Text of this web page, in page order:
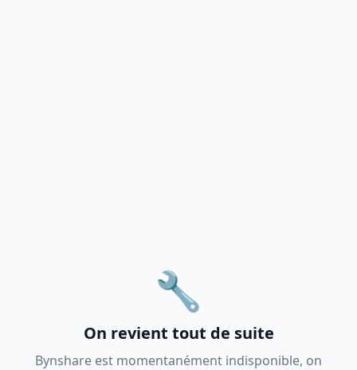
🔧
On revient tout de suite
Bynshare est momentanément indisponible, on